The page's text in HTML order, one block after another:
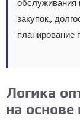
обслуживания
закупок.,
планирование
Логика
на основе